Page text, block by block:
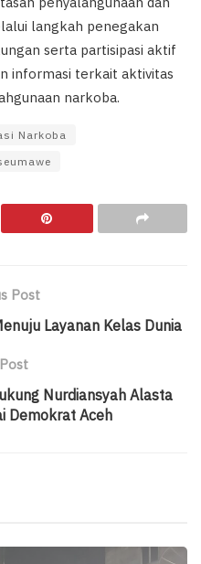
langkah penegakan
serta partisipasi aktif
informasi terkait aktivitas
narkoba.
Narkoba
Post
Layanan Kelas Dunia
Nurdiansyah Alasta
Demokrat Aceh